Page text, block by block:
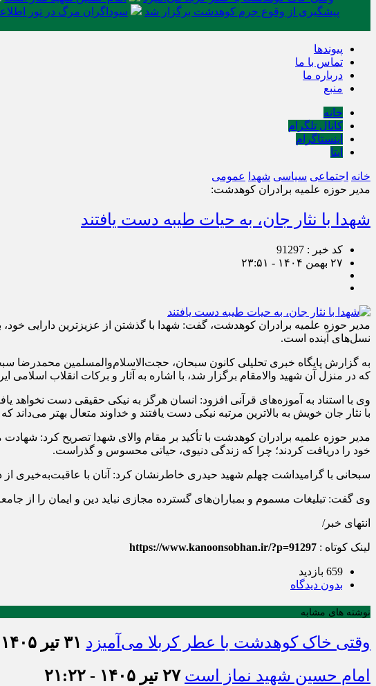
پیشگیری از وقوع جرم کوهدشت برگزار شد
سوداگران مرگ در تور
پیوندها
تماس با ما
درباره ما
منبع
خانه
کانال تلگرام
اینستاگرام
ایتا
خانه اجتماعی سیاسی شهدا
عمومی
مدیر حوزه علمیه برادران کوهدشت:
شهدا با نثار جان، به حیات طیبه دست یافتند
کد خبر : 91297
۲۷ بهمن ۱۴۰۴ - ۲۳:۵۱
مدیر حوزه علمیه برادران کوهدشت، گفت: شهدا با گذشتن از عزیزترین دارایی خود،
نسل‌های آینده است.
به گزارش پایگاه خبری تحلیلی کانون سبحان، حجت‌الاسلام‌والمسلمین محمدرضا
که در منزل آن شهید والامقام برگزار شد، با اشاره به آثار و برکات انقلاب اسلامی
وی با استناد به آموزه‌های قرآنی افزود: انسان هرگز به نیکی حقیقی دست نخواهد
با نثار جان خویش به بالاترین مرتبه نیکی دست یافتند و خداوند متعال بهتر
مدیر حوزه علمیه برادران کوهدشت با تأکید بر مقام والای شهدا تصریح کرد:
خود را دریافت کردند؛ چرا که زندگی دنیوی، حیاتی محسوس و گذراست.
سبحانی با گرامیداشت چهلم شهید حیدری خاطرنشان کرد: آنان با عاقبت‌به‌خیری
وی گفت: تبلیغات مسموم و بمباران‌های گسترده مجازی نباید دین و ایمان را از
انتهای خبر/
لینک کوتاه : https://www.kanoonsobhan.ir/?p=91297
659 بازدید
بدون دیدگاه
نوشته های مشابه
وقتی خاک کوهدشت با عطر کربلا می‌آمیزد ۳۱ تیر ۱۴۰۵ - ۱۸:۴۵
امام حسین شهید نماز است ۲۷ تیر ۱۴۰۵ - ۲۱:۲۲